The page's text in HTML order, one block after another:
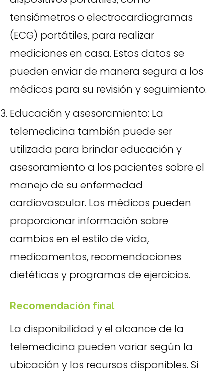
tensiómetros o electrocardiogramas
(ECG) portátiles, para realizar
mediciones en casa. Estos datos se
pueden enviar de manera segura a los
médicos para su revisión y seguimiento.
Educación y asesoramiento: La
telemedicina también puede ser
utilizada para brindar educación y
asesoramiento a los pacientes sobre el
manejo de su enfermedad
cardiovascular. Los médicos pueden
proporcionar información sobre
cambios en el estilo de vida,
medicamentos, recomendaciones
dietéticas y programas de ejercicios.
Recomendación final
La disponibilidad y el alcance de la
telemedicina pueden variar según la
ubicación y los recursos disponibles. Si